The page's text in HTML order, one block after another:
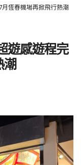
恆春機場再掀飛行熱潮
遊感遊程完
潮